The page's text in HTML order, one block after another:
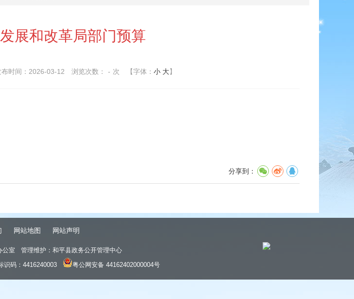
展和改革局部门预算
布时间：2026-03-12 浏览次数： - 次 【字体： 小 大】
分享到：
网站地图 网站声明
公室 管理维护：和平县政务公开管理中心
识码：4416240003 粤公网安备 44162402000004号